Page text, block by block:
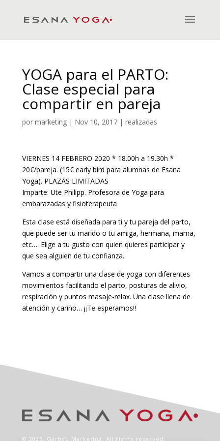
YOGA para el PARTO:
Clase especial para
compartir en pareja
por marketing| Nov 10, 2017| realizadas
VIERNES 14 FEBRERO 2020 * 18.00h a 19.30h *
20€/pareja. (15€ early bird para alumnas de Esana
Yoga). PLAZAS LIMITADAS
Imparte: Ute Philipp. Profesora de Yoga para
embarazadas y fisioterapeuta
Esta clase está diseñada para ti y tu pareja del parto,
que puede ser tu marido o tu amiga, hermana, mama,
etc…. Elige a tu gusto con quien quieres participar y
que sea alguien de tu confianza.
Vamos a compartir una clase de yoga con diferentes
movimientos facilitando el parto, posturas de alivio,
respiración y puntos masaje-relax. Una clase llena de
atención y cariño… ¡¡Te esperamos!!
© 2025, Garbau Marketing. All rights reserved.